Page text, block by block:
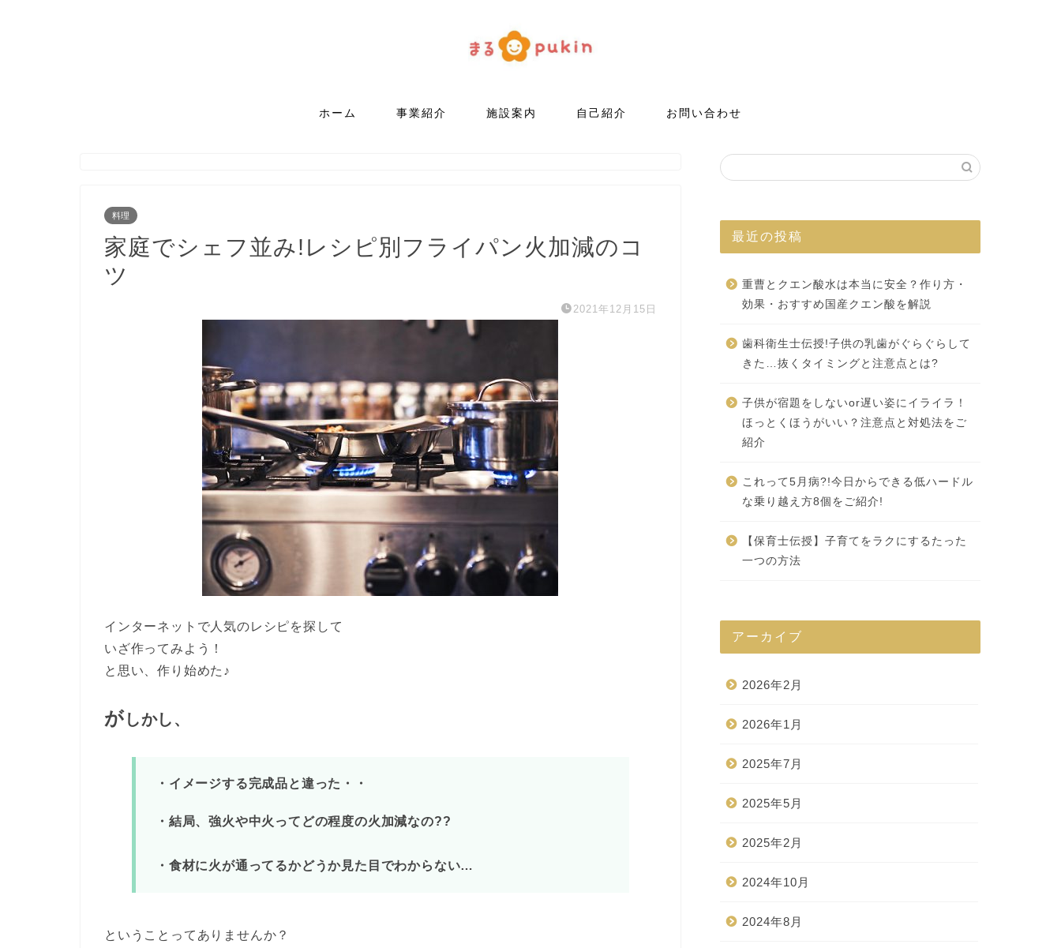
ホーム 事業紹介 施設案内 自己紹介 お問い合わせ
料理
家庭でシェフ並み!レシピ別フライパン火加減のコ
ツ
2021年12月15日
インターネットで人気のレシピを探して
いざ作ってみよう！
と思い、作り始めた♪
がしかし、
・イメージする完成品と違った・・
・結局、強火や中火ってどの程度の火加減なの??
・食材に火が通ってるかどうか見た目でわからない…
ということってありませんか？
最近の投稿
重曹とクエン酸水は本当に安全？作り方・
効果・おすすめ国産クエン酸を解説
歯科衛生士伝授!子供の乳歯がぐらぐらして
きた…抜くタイミングと注意点とは?
子供が宿題をしないor遅い姿にイライラ！
ほっとくほうがいい？注意点と対処法をご
紹介
これって5月病?!今日からできる低ハードル
な乗り越え方8個をご紹介!
【保育士伝授】子育てをラクにするたった
一つの方法
アーカイブ
2026年2月
2026年1月
2025年7月
2025年5月
2025年2月
2024年10月
2024年8月